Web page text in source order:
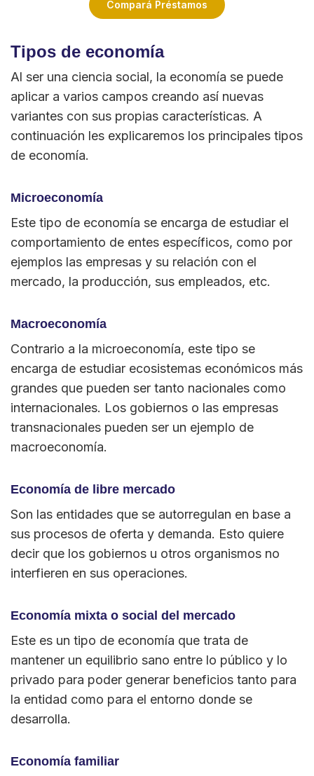
Compará Préstamos
Tipos de economía
Al ser una ciencia social, la economía se puede
aplicar a varios campos creando así nuevas
variantes con sus propias características. A
continuación les explicaremos los principales tipos
de economía.
Microeconomía
Este tipo de economía se encarga de estudiar el
comportamiento de entes específicos, como por
ejemplos las empresas y su relación con el
mercado, la producción, sus empleados, etc.
Macroeconomía
Contrario a la microeconomía, este tipo se
encarga de estudiar ecosistemas económicos más
grandes que pueden ser tanto nacionales como
internacionales. Los gobiernos o las empresas
transnacionales pueden ser un ejemplo de
macroeconomía.
Economía de libre mercado
Son las entidades que se autorregulan en base a
sus procesos de oferta y demanda. Esto quiere
decir que los gobiernos u otros organismos no
interfieren en sus operaciones.
Economía mixta o social del mercado
Este es un tipo de economía que trata de
mantener un equilibrio sano entre lo público y lo
privado para poder generar beneficios tanto para
la entidad como para el entorno donde se
desarrolla.
Economía familiar